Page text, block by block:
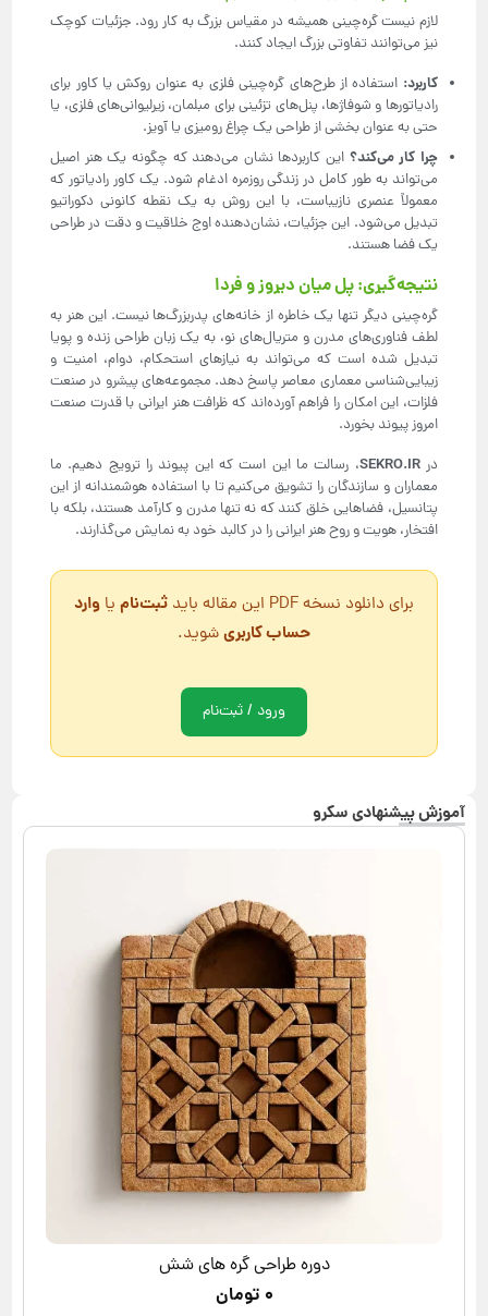
لازم نیست گره‌چینی همیشه در مقیاس بزرگ به کار رود. جزئیات کوچک
نیز می‌توانند تفاوتی بزرگ ایجاد کنند.
کاربرد: استفاده از طرح‌های گره‌چینی فلزی به عنوان روکش یا کاور برای
رادیاتورها و شوفاژها، پنل‌های تزئینی برای مبلمان، زیرلیوانی‌های فلزی، یا
حتی به عنوان بخشی از طراحی یک چراغ رومیزی یا آویز.
چرا کار می‌کند؟ این کاربردها نشان می‌دهند که چگونه یک هنر اصیل
می‌تواند به طور کامل در زندگی روزمره ادغام شود. یک کاور رادیاتور که
معمولاً عنصری نازیباست، با این روش به یک نقطه کانونی دکوراتیو
تبدیل می‌شود. این جزئیات، نشان‌دهنده اوج خلاقیت و دقت در طراحی
یک فضا هستند.
نتیجه‌گیری: پل میان دیروز و فردا
گره‌چینی دیگر تنها یک خاطره از خانه‌های پدربزرگ‌ها نیست. این هنر به
لطف فناوری‌های مدرن و متریال‌های نو، به یک زبان طراحی زنده و پویا
تبدیل شده است که می‌تواند به نیازهای استحکام، دوام، امنیت و
زیبایی‌شناسی معماری معاصر پاسخ دهد. مجموعه‌های پیشرو در صنعت
فلزات، این امکان را فراهم آورده‌اند که ظرافت هنر ایرانی با قدرت صنعت
امروز پیوند بخورد.
درSEKRO.IR، رسالت ما این است که این پیوند را ترویج دهیم. ما
معماران و سازندگان را تشویق می‌کنیم تا با استفاده هوشمندانه از این
پتانسیل، فضاهایی خلق کنند که نه تنها مدرن و کارآمد هستند، بلکه با
افتخار، هویت و روح هنر ایرانی را در کالبد خود به نمایش می‌گذارند.
برای دانلود نسخه PDF این مقاله باید ثبت‌نام یا وارد
حساب کاربریشوید.
ورود / ثبت‌نام
آموزش پیشنهادی سکرو
دوره طراحی گره های شش
۰ تومان